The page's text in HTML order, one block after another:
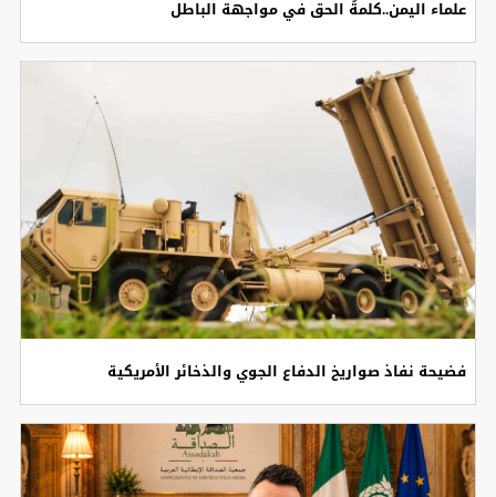
علماء اليمن..كلمةُ الحق في مواجهة الباطل
فضيحة نفاذ صواريخ الدفاع الجوي والذخائر الأمريكية